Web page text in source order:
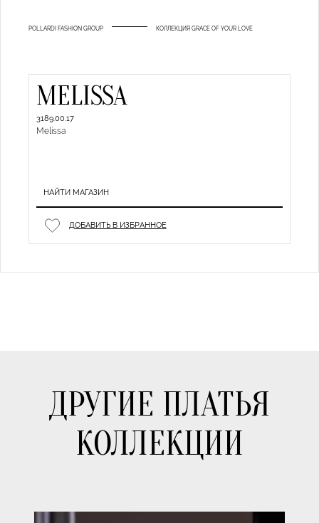
POLLARDI FASHION GROUP КОЛЛЕКЦИЯ GRACE OF YOUR LOVE
MELISSA
3189.00.17
Melissa
НАЙТИ МАГАЗИН
ДОБАВИТЬ В ИЗБРАННОЕ
ДРУГИЕ ПЛАТЬЯ
КОЛЛЕКЦИИ